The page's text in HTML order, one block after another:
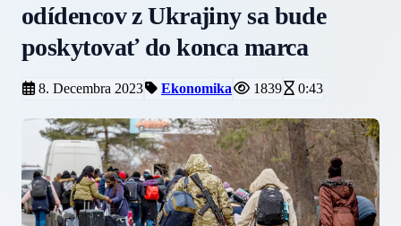
odídencov z Ukrajiny sa bude
poskytovať do konca marca
8. Decembra 2023 Ekonomika 1839 0:43